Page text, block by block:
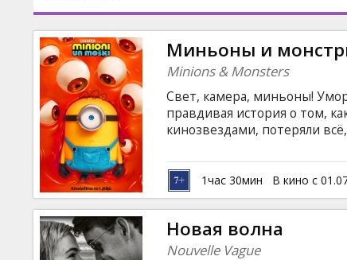
Новости
Подарки
Кинозакуски
B2B
Клуб
Миньоны и
Minions & Monsters
Свет, камера, миньоны!
правдивая история о том,
кинозвездами, потеряли
они сами и создали. Фильм
на латышском языке; -
субтитрами; -На английском
1час 30мин В кино с
Новая волна
Nouvelle Vague